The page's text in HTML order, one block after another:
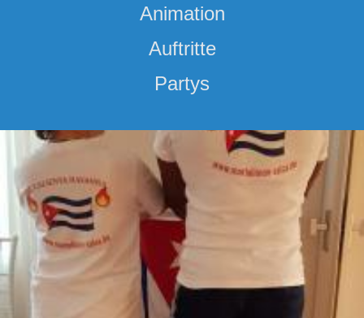
Animation
Auftritte
Partys